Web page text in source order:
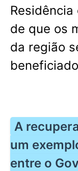
de que os
da região
A
um
entre o